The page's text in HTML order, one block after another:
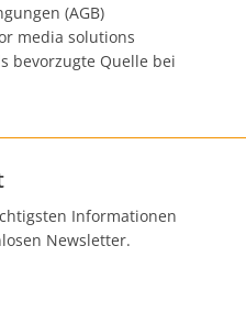
(AGB)
media solutions
bevorzugte Quelle bei
Informationen
Newsletter.